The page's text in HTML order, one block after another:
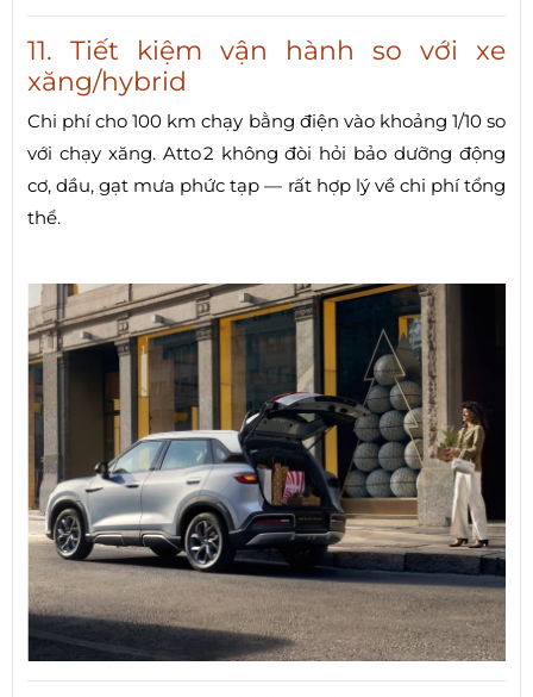
11. Tiết kiệm vận hành so với xe
xăng/hybrid
Chi phí cho 100 km chạy bằng điện vào khoảng 1/10 so
với chạy xăng. Atto 2 không đòi hỏi bảo dưỡng động
cơ, dầu, gạt mưa phức tạp — rất hợp lý về chi phí tổng
thể.